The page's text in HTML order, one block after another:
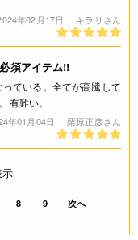
年02月17日 キラリさん
須アイテム!!
ている。全てが高騰して
有難い。
年01月04日 栗原正彦さん
8 9 次へ